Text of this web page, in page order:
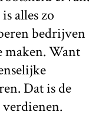
alles zo
bedrijven
maken. Want
Dat is de
verdienen.